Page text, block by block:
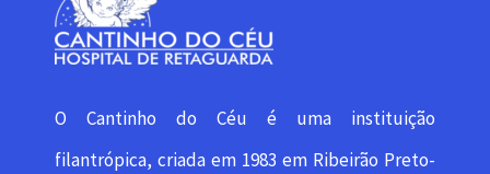
O Cantinho do Céu é uma instituição
filantrópica, criada em 1983 em Ribeirão Preto-